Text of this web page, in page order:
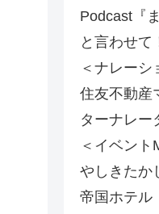
Podcast『
と言わせて
＜ナレーシ
住友不動
ターナレー
＜イベント
やしきた
帝国ホテ